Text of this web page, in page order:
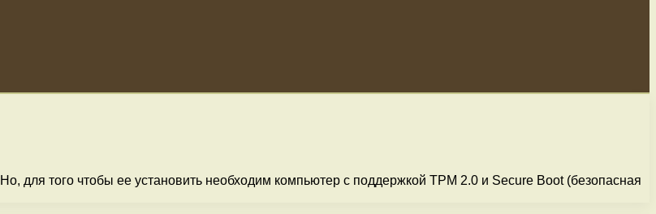
для того чтобы ее установить необходим компьютер с поддержкой TPM 2.0 и Secure Boot (безопасная